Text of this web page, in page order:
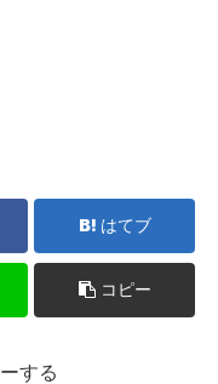
はてブ
コピー
する